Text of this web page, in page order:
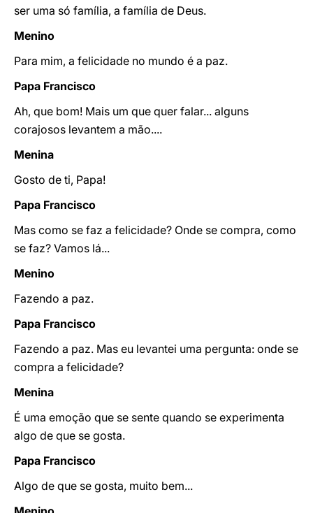
ser uma só família, a família de Deus.
Menino
Para mim, a felicidade no mundo é a paz.
Papa Francisco
Ah, que bom! Mais um que quer falar... alguns
corajosos levantem a mão....
Menina
Gosto de ti, Papa!
Papa Francisco
Mas como se faz a felicidade? Onde se compra, como
se faz? Vamos lá...
Menino
Fazendo a paz.
Papa Francisco
Fazendo a paz. Mas eu levantei uma pergunta: onde se
compra a felicidade?
Menina
É uma emoção que se sente quando se experimenta
algo de que se gosta.
Papa Francisco
Algo de que se gosta, muito bem...